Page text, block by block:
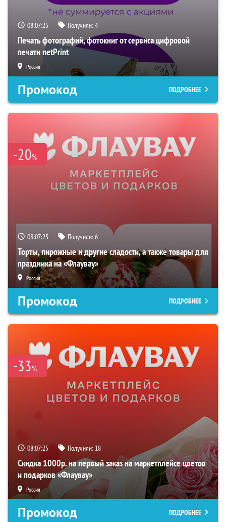
08:07:24 Получили:4
Печать фотографий, фотокниг от сервиса цифровой
печати netPrint
Россия
Промокод ПОДРОБНЕЕ
-20%
08:07:24 Получили:6
Торты, пирожные и другие сладости, а также товары для
праздника на «Флаувау»
Россия
Промокод ПОДРОБНЕЕ
-33%
08:07:24 Получили: 18
Скидка 1000р. на первый заказ на маркетплейсе цветов
и подарков «Флаувау»
Россия
Промокод ПОДРОБНЕЕ